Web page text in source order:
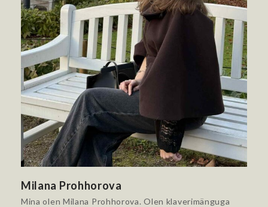
Milana Prohhorova
Mina olen Milana Prohhorova. Olen klaverimänguga